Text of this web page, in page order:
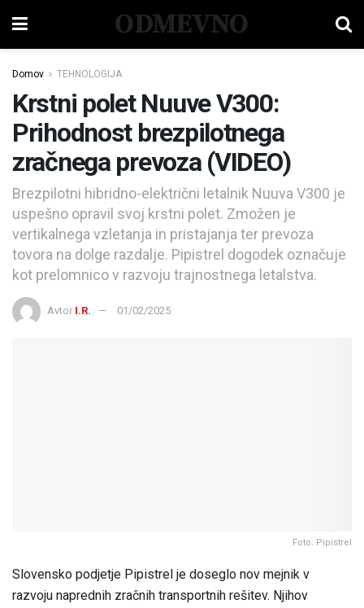
ODMEVNO
Domov TEHNOLOGIJA
Krstni polet Nuuve V300:
Prihodnost brezpilotnega
zračnega prevoza (VIDEO)
Brezpilotni hibridno-električni letalnik Nuuva V300 je
uspešno opravil svoj krstni polet. Zmožen je
vertikalnega vzletanja in pristajanja ter prevoza
tovora na dolge razdalje. Pipistrel dogodek označuje
kot prelomnico v razvoju trajnostnega letalstva.
Avtor I.R. 01/02/2025
Foto: Pipistrel
Slovensko podjetje Pipistrel je doseglo nov mejnik v
razvoju naprednih zračnih transportnih rešitev. Njihov